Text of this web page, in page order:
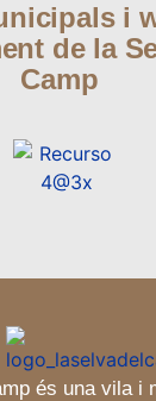
i
de la
Camp
és una vila i